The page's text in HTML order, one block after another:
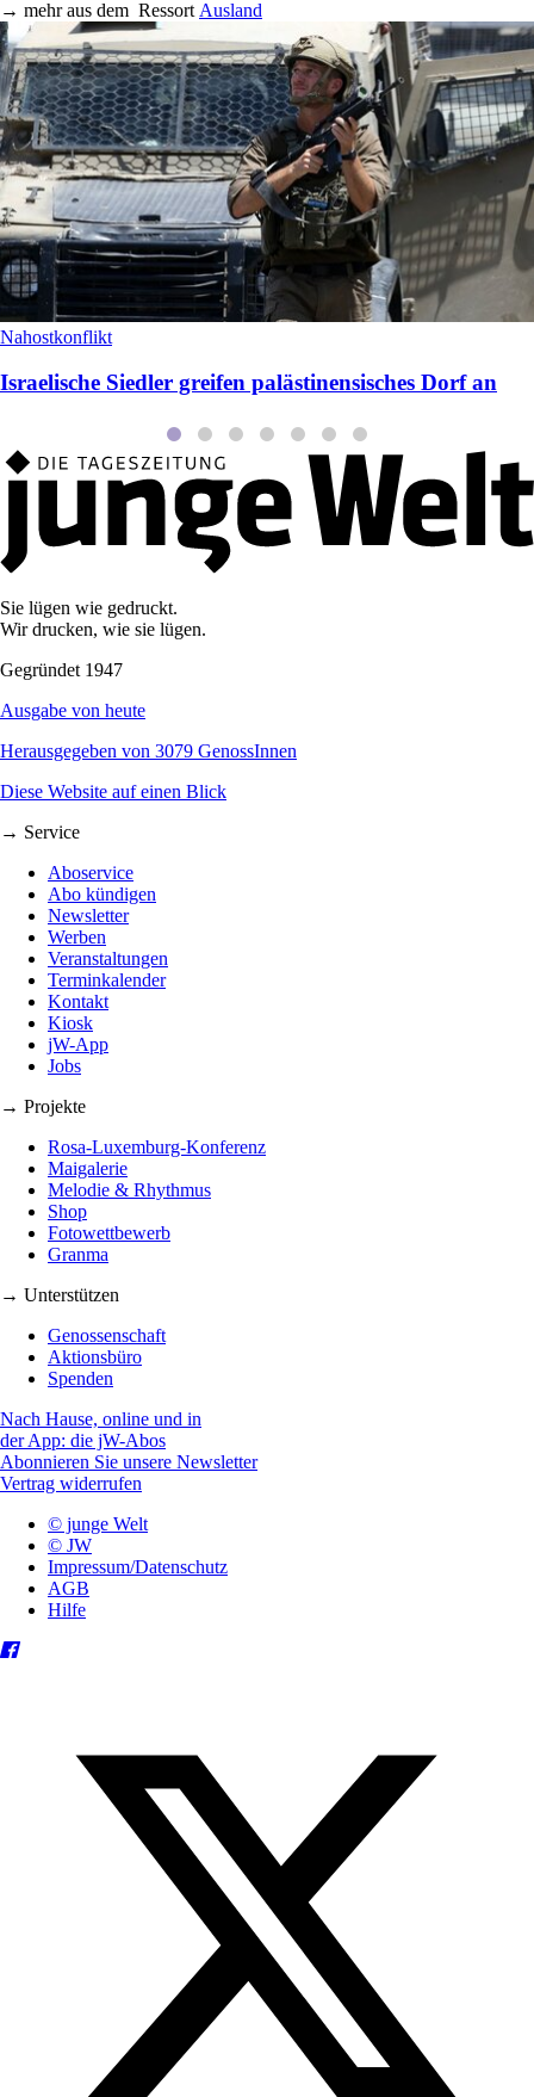
→ mehr aus dem Ressort Ausland
Nahostkonflikt
Israelische Siedler greifen palästinensisches Dorf an
Sie lügen wie gedruckt.
Wir drucken, wie sie lügen.
Gegründet 1947
Ausgabe von heute
Herausgegeben von 3079 GenossInnen
Diese Website auf einen Blick
→ Service
Aboservice
Abo kündigen
Newsletter
Werben
Veranstaltungen
Terminkalender
Kontakt
Kiosk
jW-App
Jobs
→ Projekte
Rosa-Luxemburg-Konferenz
Maigalerie
Melodie & Rhythmus
Shop
Fotowettbewerb
Granma
→ Unterstützen
Genossenschaft
Aktionsbüro
Spenden
Nach Hause, online und in
der App: die jW-Abos
Abonnieren Sie unsere Newsletter
Vertrag widerrufen
© junge Welt
© JW
Impressum/Datenschutz
AGB
Hilfe